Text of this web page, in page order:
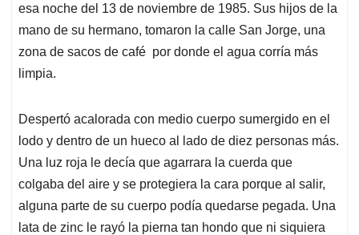
esa noche del 13 de noviembre de 1985. Sus hijos de la
mano de su hermano, tomaron la calle San Jorge, una
zona de sacos de café por donde el agua corría más
limpia.
Despertó acalorada con medio cuerpo sumergido en el
lodo y dentro de un hueco al lado de diez personas más.
Una luz roja le decía que agarrara la cuerda que
colgaba del aire y se protegiera la cara porque al salir,
alguna parte de su cuerpo podía quedarse pegada. Una
lata de zinc le rayó la pierna tan hondo que ni siquiera